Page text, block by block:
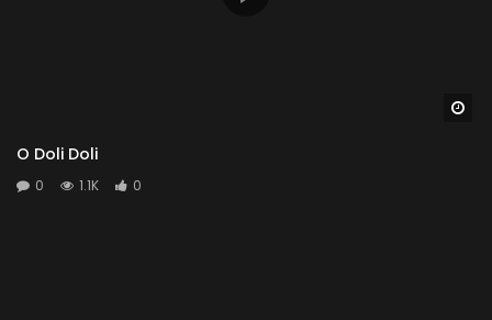
O Doli Doli
0 1.1K 0